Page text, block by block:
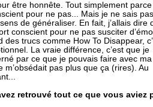
être honnête. Tout simplement
pour ne pas... Mais je ne sais
de généraliser. En fait, j’allais dire
conscient pour ne pas susciter
des trucs comme How To Disappear,
La vraie différence, c’est que je
par ce que je pouvais faire avec
m’obsédait pas plus que ça (rires). Au
retrouvé tout ce que vous aviez